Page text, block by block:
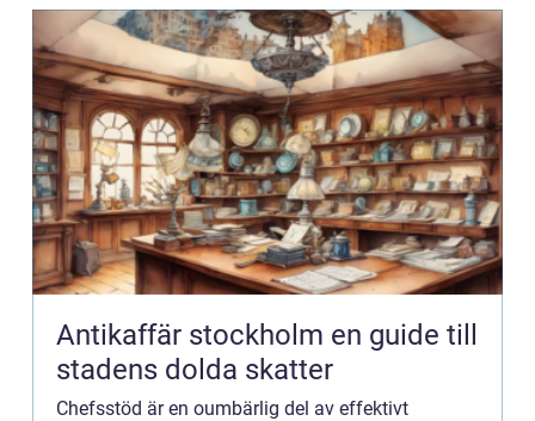
Antikaffär stockholm en guide till
stadens dolda skatter
Chefsstöd är en oumbärlig del av effektivt